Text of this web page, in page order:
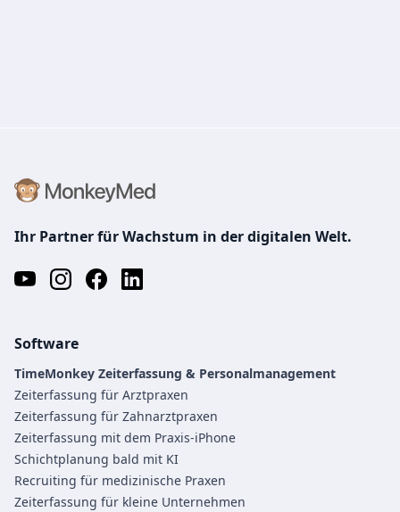
Ihr Partner für Wachstum in der digitalen Welt.
Software
TimeMonkey Zeiterfassung & Personalmanagement
Zeiterfassung für Arztpraxen
Zeiterfassung für Zahnarztpraxen
Zeiterfassung mit dem Praxis-iPhone
Schichtplanung bald mit KI
Recruiting für medizinische Praxen
Zeiterfassung für kleine Unternehmen